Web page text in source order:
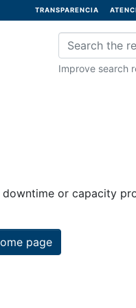
TRANSPARENCIA
Improve search
or capacity
page